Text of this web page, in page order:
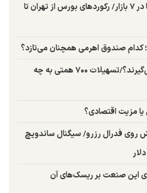
جشن هرمز؛ شکست مرزها در ۷ بازار/ رکوردهای بورس از تهران تا
کسب‌وکارها چگونه جان می‌گیرند؟/تسهیلات ۷۰۰ همتی به چه
مزیت اقتصادی؟
روی فدرال رزرو/ سیگنال ساندویچ
این صنعت بر ریسک‌های آن